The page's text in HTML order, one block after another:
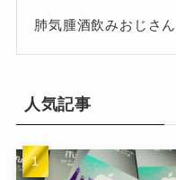
肺気腫酒飲みおじさん
人気記事